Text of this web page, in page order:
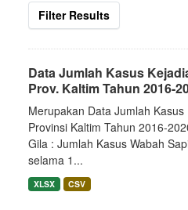
Filter Results
Data Jumlah Kasus
Prov. Kaltim Tahun 2016-
Merupakan Data Jumlah
Provinsi Kaltim Tahun 2016-
Gila : Jumlah Kasus Wabah
selama 1...
XLSX CSV